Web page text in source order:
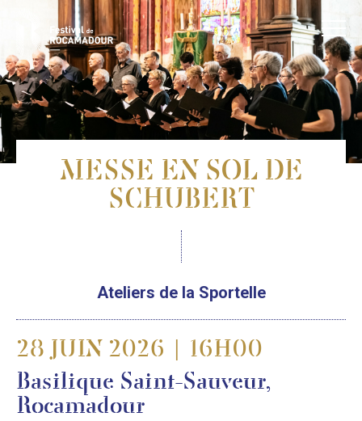
MESSE EN SOL DE
SCHUBERT
Ateliers de la Sportelle
28 JUIN 2026 | 16H00
Basilique Saint-Sauveur,
Rocamadour